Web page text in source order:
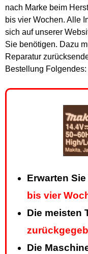
nach Marke beim
bis vier Wochen. Alle
sich auf unserer
Sie benötigen. Dazu
Reparatur
Bestellung Folgendes:
Erwarten
bis vier
Die meisten
Die